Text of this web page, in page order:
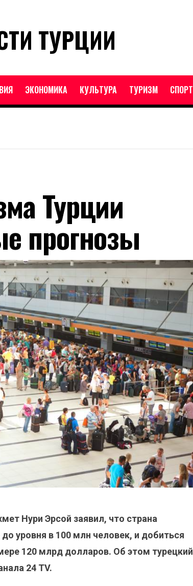
ТУРЦИИ
ЭКОНОМИКА КУЛЬТУРА ТУРИЗМ СПОРТ
Турции
прогнозы
Нури Эрсой заявил, что страна
уровня в 100 млн человек, и добиться
120 млрд долларов. Об этом турецкий
24 TV.